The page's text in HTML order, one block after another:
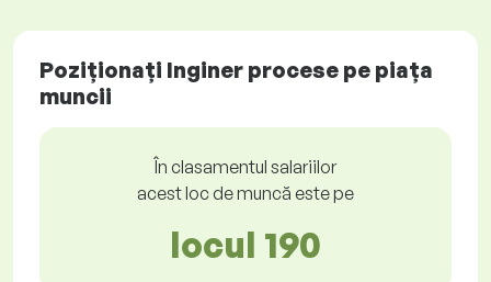
Poziționați Inginer procese pe piața
muncii
În clasamentul salariilor
acest loc de muncă este pe
locul 190